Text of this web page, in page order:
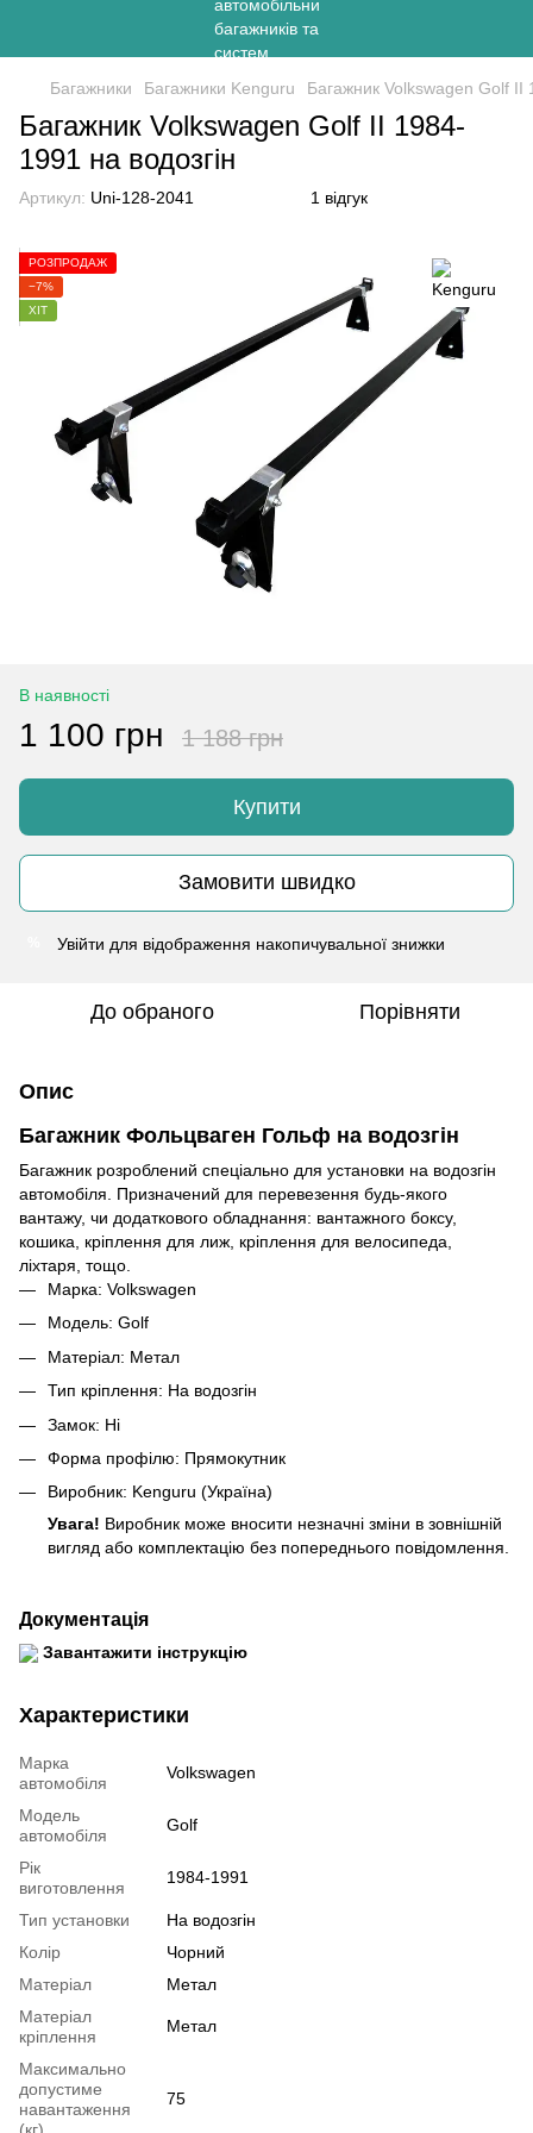
Багажники Багажники Kenguru Багажник Volkswagen Golf II
Багажник Volkswagen Golf II 1984-
1991 на водозгін
Артикул: Uni-128-2041 1 відгук
РОЗПРОДАЖ
−7%
ХІТ
В наявності
1 100 грн 1 188 грн
Купити
Замовити швидко
Увійти для відображення накопичувальної знижки
До обраного Порівняти
Опис
Багажник Фольцваген Гольф на водозгін
Багажник розроблений спеціально для установки на водозгін
автомобіля. Призначений для перевезення будь-якого
вантажу, чи додаткового обладнання: вантажного боксу,
кошика, кріплення для лиж, кріплення для велосипеда,
ліхтаря, тощо.
Марка: Volkswagen
Модель: Golf
Матеріал: Метал
Тип кріплення: На водозгін
Замок: Ні
Форма профілю: Прямокутник
Виробник: Kenguru (Україна)
Увага! Виробник може вносити незначні зміни в зовнішній
вигляд або комплектацію без попереднього повідомлення.
Документація
Завантажити інструкцію
Характеристики
Марка
автомобіля
Volkswagen
Модель
автомобіля
Golf
Рік
виготовлення
1984-1991
Тип установки
На водозгін
Колір
Чорний
Матеріал
Метал
Матеріал
кріплення
Метал
Максимально
допустиме
навантаження
(кг)
75